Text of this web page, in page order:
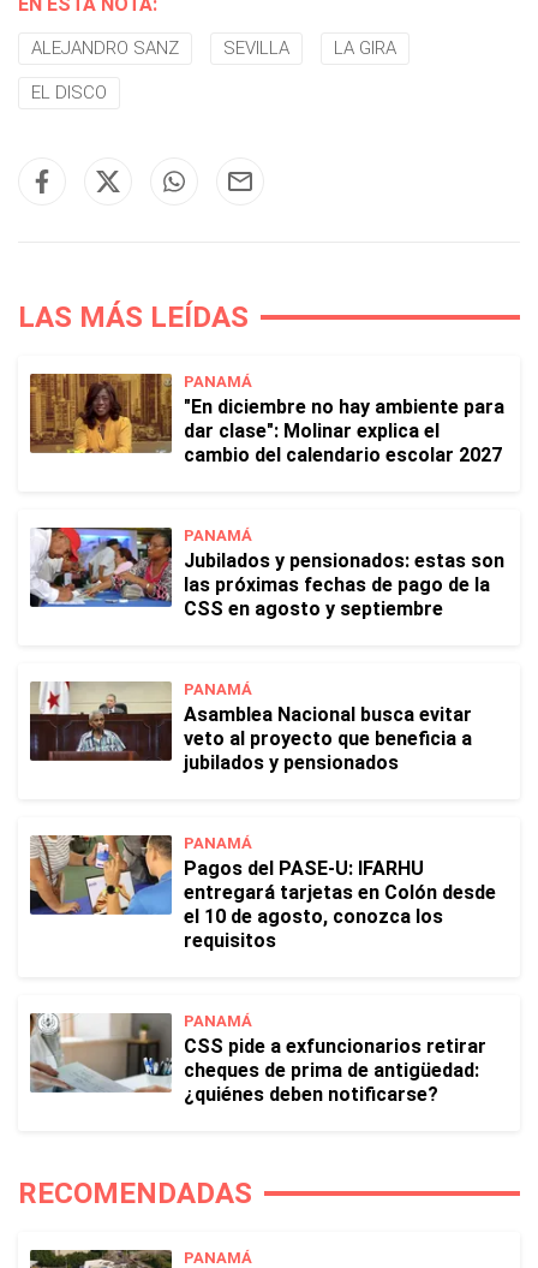
ALEJANDRO SANZ SEVILLA LA GIRA
EL DISCO
LAS MÁS LEÍDAS
PANAMÁ
"En diciembre no hay ambiente para
dar clase": Molinar explica el
cambio del calendario escolar 2027
PANAMÁ
Jubilados y pensionados: estas son
las próximas fechas de pago de la
CSS en agosto y septiembre
PANAMÁ
Asamblea Nacional busca evitar
veto al proyecto que beneficia a
jubilados y pensionados
PANAMÁ
Pagos del PASE-U: IFARHU
entregará tarjetas en Colón desde
el 10 de agosto, conozca los
requisitos
PANAMÁ
CSS pide a exfuncionarios retirar
cheques de prima de antigüedad:
¿quiénes deben notificarse?
RECOMENDADAS
PANAMÁ